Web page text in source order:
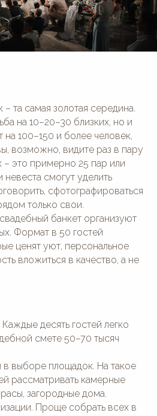
та самая золотая середина.
на 10–20–30 близких, но и
100–150 и более человек,
возможно, видите раз в пару
– это примерно 25 пар или
смогут уделить
сфотографироваться
только свои.
банкет организуют
Формат в 50 гостей
ценят уют, персональное
вложиться в качество, а не
десять гостей легко
смете 50–70 тысяч
выборе площадок. На такое
рассматривать камерные
загородные дома.
Проще собрать всех в